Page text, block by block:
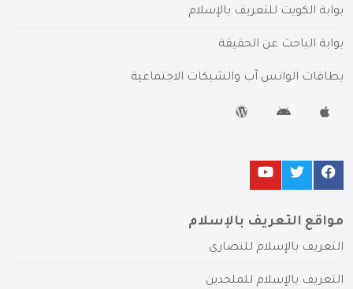
بوابة الكويت للتعريف بالإسلام
بوابة الباحث عن الحقيقة
بطاقات الواتس آب والشبكات الاجتماعية
مواقع التعريف بالإسلام
التعريف بالإسلام للنصارى
التعريف بالإسلام للملحدين